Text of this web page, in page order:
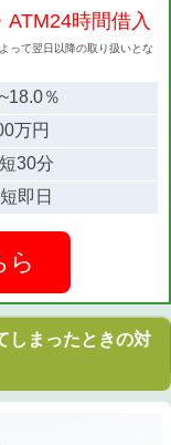
ATM24時間借入
って翌日以降の取り扱いとな
％
万円
30分
即日
ら
しまったときの対